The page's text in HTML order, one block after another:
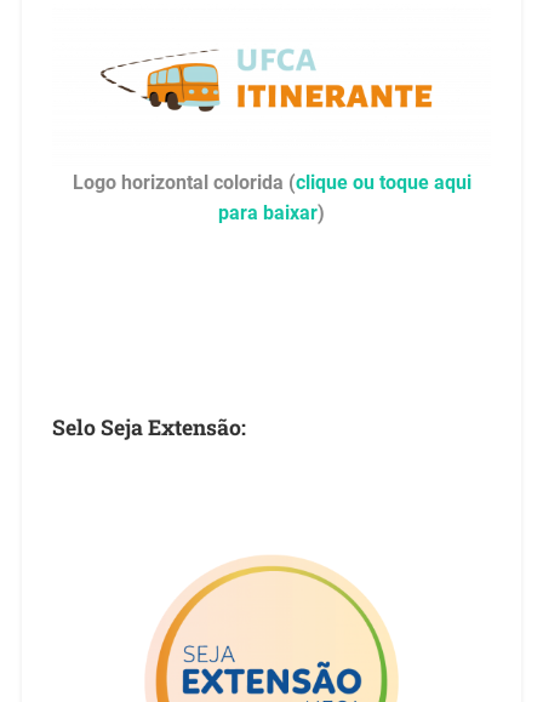
Logo horizontal colorida (clique ou toque aqui
para baixar)
Selo Seja Extensão: